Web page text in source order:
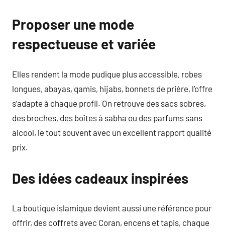
Proposer une mode
respectueuse et variée
Elles rendent la mode pudique plus accessible, robes
longues, abayas, qamis, hijabs, bonnets de prière, l’offre
s’adapte à chaque profil. On retrouve des sacs sobres,
des broches, des boîtes à sabha ou des parfums sans
alcool, le tout souvent avec un excellent rapport qualité
prix.
Des idées cadeaux inspirées
La boutique islamique devient aussi une référence pour
offrir, des coffrets avec Coran, encens et tapis, chaque